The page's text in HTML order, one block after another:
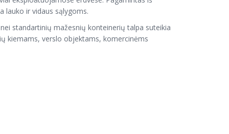
lauko ir vidaus sąlygoms.
standartinių mažesnių konteinerių talpa suteikia
kiemams, verslo objektams, komercinėms